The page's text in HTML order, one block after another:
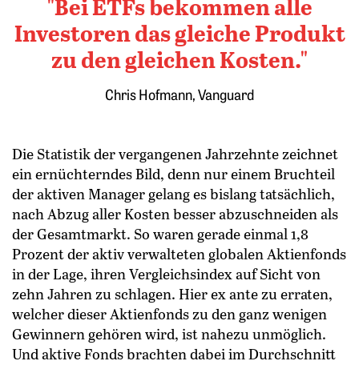
Bei ETFs bekommen alle
Investoren das gleiche Produkt
zu den gleichen Kosten.
Chris Hofmann, Vanguard
Die Statistik der vergangenen Jahrzehnte zeichnet
ein ernüchterndes Bild, denn nur einem Bruchteil
der aktiven Manager gelang es bislang tatsächlich,
nach Abzug aller Kosten besser abzuschneiden als
der Gesamtmarkt. So waren gerade einmal 1,8
Prozent der aktiv verwalteten globalen Aktienfonds
in der Lage, ihren Vergleichsindex auf Sicht von
zehn Jahren zu schlagen. Hier ex ante zu erraten,
welcher dieser Aktienfonds zu den ganz wenigen
Gewinnern gehören wird, ist nahezu unmöglich.
Und aktive Fonds brachten dabei im Durchschnitt